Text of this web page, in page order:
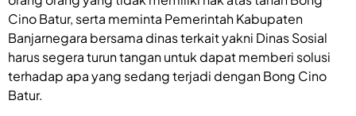
Cino Batur, serta meminta Pemerintah Kabupaten
Banjarnegara bersama dinas terkait yakni Dinas Sosial
harus segera turun tangan untuk dapat memberi solusi
terhadap apa yang sedang terjadi dengan Bong Cino
Batur.